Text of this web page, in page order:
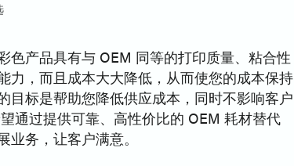
色产品具有与 OEM 同等的打印质量、粘合性
力，而且成本大大降低，从而使您的成本保持
目标是帮助您降低供应成本，同时不影响客户
通过提供可靠、高性价比的 OEM 耗材替代
业务，让客户满意。